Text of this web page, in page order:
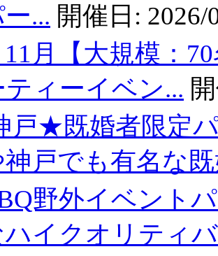
... 開催日: 2026/
月【大規模：
ィーイベン...
戸★既婚者限定
戸でも有名な
野外イベント
イクオリティ